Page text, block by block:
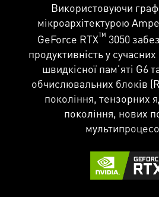
Використовуючи
мікроархітектурою
GeForce RTX™ 3050
продуктивність у
швидкісної пам'яті G6
обчислювальних блоків
покоління, тензорних
покоління, нових